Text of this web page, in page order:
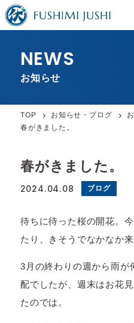
NEWS
お知らせ
TOP お知らせ・ブログ
春がきました。
春がきました。
ブログ
2024.04.08
待ちに待った桜の開花。
たり、きそうでなかなか
3月の終わりの週から雨が
配でしたが、週末はお花
たのでは。